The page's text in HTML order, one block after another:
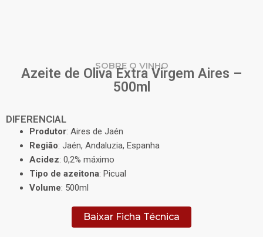
SOBRE O VINHO
Azeite de Oliva Extra Virgem Aires –
500ml
DIFERENCIAL
Produtor: Aires de Jaén
Região: Jaén, Andaluzia, Espanha
Acidez: 0,2% máximo
Tipo de azeitona: Picual
Volume: 500ml
Baixar Ficha Técnica